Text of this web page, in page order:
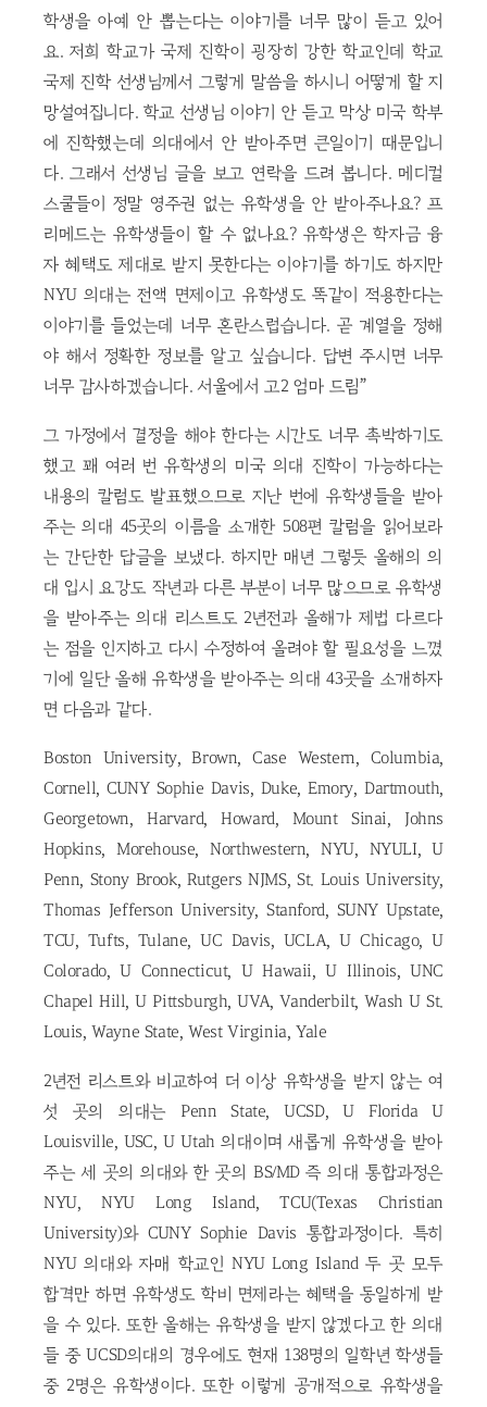
학생을 아예 안 뽑는다는 이야기를 너무 많이 듣고 있어
요. 저희 학교가 국제 진학이 굉장히 강한 학교인데 학교
국제 진학 선생님께서 그렇게 말씀을 하시니 어떻게 할 지
망설여집니다. 학교 선생님 이야기 안 듣고 막상 미국 학부
에 진학했는데 의대에서 안 받아주면 큰일이기 때문입니
다. 그래서 선생님 글을 보고 연락을 드려 봅니다. 메디컬
스쿨들이 정말 영주권 없는 유학생을 안 받아주나요? 프
리메드는 유학생들이 할 수 없나요? 유학생은 학자금 융
자 혜택도 제대로 받지 못한다는 이야기를 하기도 하지만
NYU 의대는 전액 면제이고 유학생도 똑같이 적용한다는
이야기를 들었는데 너무 혼란스럽습니다. 곧 계열을 정해
야 해서 정확한 정보를 알고 싶습니다. 답변 주시면 너무
너무 감사하겠습니다. 서울에서 고2 엄마 드림”
그 가정에서 결정을 해야 한다는 시간도 너무 촉박하기도
했고 꽤 여러 번 유학생의 미국 의대 진학이 가능하다는
내용의 칼럼도 발표했으므로 지난 번에 유학생들을 받아
주는 의대 45곳의 이름을 소개한 508편 칼럼을 읽어보라
는 간단한 답글을 보냈다. 하지만 매년 그렇듯 올해의 의
대 입시 요강도 작년과 다른 부분이 너무 많으므로 유학생
을 받아주는 의대 리스트도 2년전과 올해가 제법 다르다
는 점을 인지하고 다시 수정하여 올려야 할 필요성을 느꼈
기에 일단 올해 유학생을 받아주는 의대 43곳을 소개하자
면 다음과 같다.
Boston University, Brown, Case Western, Columbia,
Cornell, CUNY Sophie Davis, Duke, Emory, Dartmouth,
Georgetown, Harvard, Howard, Mount Sinai, Johns
Hopkins, Morehouse, Northwestern, NYU, NYULI, U
Penn, Stony Brook, Rutgers NJMS, St. Louis University,
Thomas Jefferson University, Stanford, SUNY Upstate,
TCU, Tufts, Tulane, UC Davis, UCLA, U Chicago, U
Colorado, U Connecticut, U Hawaii, U Illinois, UNC
Chapel Hill, U Pittsburgh, UVA, Vanderbilt, Wash U St.
Louis, Wayne State, West Virginia, Yale
2년전 리스트와 비교하여 더 이상 유학생을 받지 않는 여
섯 곳의 의대는 Penn State, UCSD, U Florida U
Louisville, USC, U Utah 의대이며 새롭게 유학생을 받아
주는 세 곳의 의대와 한 곳의 BS/MD 즉 의대 통합과정은
NYU, NYU Long Island, TCU(Texas Christian
University)와 CUNY Sophie Davis 통합과정이다. 특히
NYU 의대와 자매 학교인 NYU Long Island 두 곳 모두
합격만 하면 유학생도 학비 면제라는 혜택을 동일하게 받
을 수 있다. 또한 올해는 유학생을 받지 않겠다고 한 의대
들 중 UCSD의대의 경우에도 현재 138명의 일학년 학생들
중 2명은 유학생이다. 또한 이렇게 공개적으로 유학생을